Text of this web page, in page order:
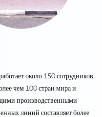
около 150 сотрудников,
чем 100 стран мира и
производственными
линий составляет более